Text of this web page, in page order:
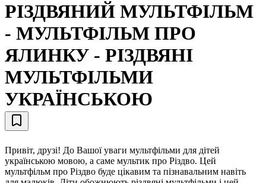
РІЗДВЯНИЙ МУЛЬТФІЛЬМ
- МУЛЬТФІЛЬМ ПРО
ЯЛИНКУ - РІЗДВЯНІ
МУЛЬТФІЛЬМИ
УКРАЇНСЬКОЮ
Привіт, друзі! До Вашої уваги мультфільми для дітей
українською мовою, а саме мультик про Різдво. Цей
мультфільм про Різдво буде цікавим та пізнавальним навіть